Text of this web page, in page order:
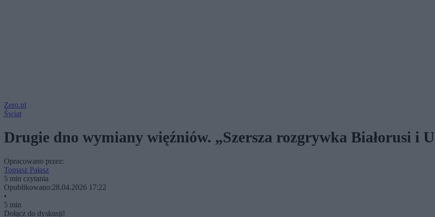
Zero.pl
Świat
Drugie dno wymiany więźniów. „Szersza rozgrywka Białorusi i
Opracowano przez:
Tomasz Pałasz
5 min czytania
Opublikowano:28.04.2026 17:22
•
5 min
Dołącz do dyskusji!